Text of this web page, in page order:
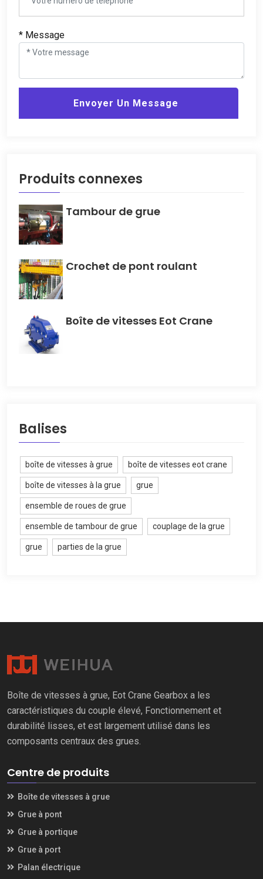
* Message
Envoyer Un Message
Produits connexes
Tambour de grue
Crochet de pont roulant
Boîte de vitesses Eot Crane
Balises
boîte de vitesses à grue boîte de vitesses eot crane
boîte de vitesses à la grue grue
ensemble de roues de grue
ensemble de tambour de grue couplage de la grue
grue parties de la grue
Boîte de vitesses à grue, Eot Crane Gearbox a les
caractéristiques du couple élevé, Fonctionnement et
durabilité lisses, et est largement utilisé dans les
composants centraux des grues.
Centre de produits
Boîte de vitesses à grue
Grue à pont
Grue à portique
Grue à port
Palan électrique